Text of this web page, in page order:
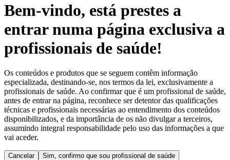
Neurocirurgia
Nutrição Clínica
Prevenção e Controlo de Infeções
Retenção Urinária e Urologia
Suturas e Especialidades Cirúrgicas
Terapias de Infusão
Terapia de Intervenção Vascular
Tratamento de Feridas
Tratamento de Sangue Extracorporal
Soluções
Terapias
Cuidados Domiciliários
Coordenamos os seus cuidados médicos quando recebe alta
do hospital. Para mais informações, visite a nossa página de
cuidados domiciliários.
Vagas disponíveis
Descubra as tuas oportunidades de carreira na B. Braun.
Pesquise no nosso mercado de trabalho global por perfis de
trabalho interessantes.
Comunicados de Imprensa
Contactos
Formulário de Contacto
Empresa
Responsabilidade
Media
Bem-vindo, está prestes a
entrar numa página exclusiva a
profissionais de saúde!
Os conteúdos e produtos que se seguem contêm informação
especializada, destinando-se, nos termos da lei, exclusivamente a
profissionais de saúde. Ao confirmar que é um profissional de saúde,
antes de entrar na página, reconhece ser detentor das qualificações
técnicas e profissionais necessárias ao entendimento dos conteúdos
disponibilizados, e da importância de os não divulgar a terceiros,
assumindo integral responsabilidade pelo uso das informações a que
vai aceder.
Cancelar Sim, confirmo que sou profissional de saúde